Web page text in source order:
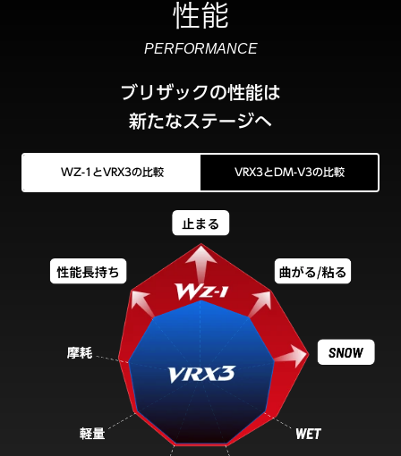
性能
PERFORMANCE
ブリザックの性能は
新たなステージへ
WZ-1とVRX3の比較 VRX3とDM-V3の比較